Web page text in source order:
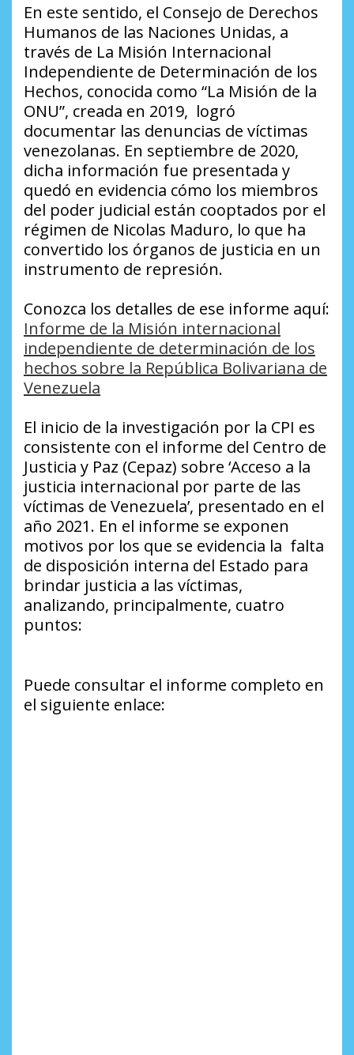
En este sentido, el Consejo de Derechos
Humanos de las Naciones Unidas, a
través de La Misión Internacional
Independiente de Determinación de los
Hechos, conocida como “La Misión de la
ONU”, creada en 2019, logró
documentar las denuncias de víctimas
venezolanas. En septiembre de 2020,
dicha información fue presentada y
quedó en evidencia cómo los miembros
del poder judicial están cooptados por el
régimen de Nicolas Maduro, lo que ha
convertido los órganos de justicia en un
instrumento de represión.
Conozca los detalles de ese informe aquí:
Informe de la Misión internacional
independiente de determinación de los
hechos sobre la República Bolivariana de
Venezuela
El inicio de la investigación por la CPI es
consistente con el informe del Centro de
Justicia y Paz (Cepaz) sobre ‘Acceso a la
justicia internacional por parte de las
víctimas de Venezuela’, presentado en el
año 2021. En el informe se exponen
motivos por los que se evidencia la falta
de disposición interna del Estado para
brindar justicia a las víctimas,
analizando, principalmente, cuatro
puntos:
Puede consultar el informe completo en
el siguiente enlace: